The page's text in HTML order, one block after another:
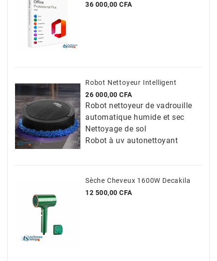
Prix
36 000,00 CFA
Robot Nettoyeur Intelligent
Prix
26 000,00 CFA
Robot nettoyeur de vadrouille
automatique humide et sec
Nettoyage de sol
Robot à uv autonettoyant
Sèche Cheveux 1600W Decakila
Prix
12 500,00 CFA